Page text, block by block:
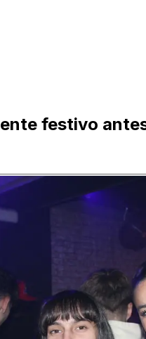
festivo